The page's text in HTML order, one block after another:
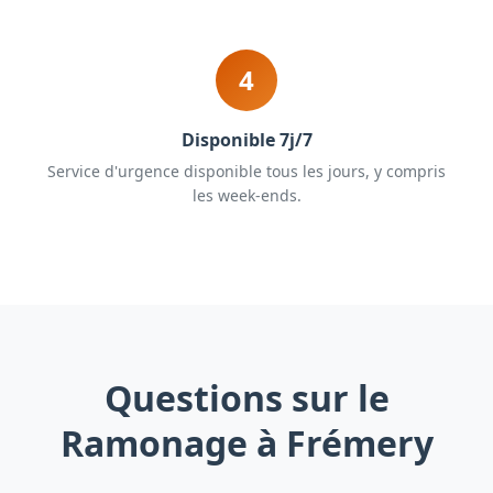
4
Disponible 7j/7
Service d'urgence disponible tous les jours, y compris
les week-ends.
Questions sur le
Ramonage à Frémery